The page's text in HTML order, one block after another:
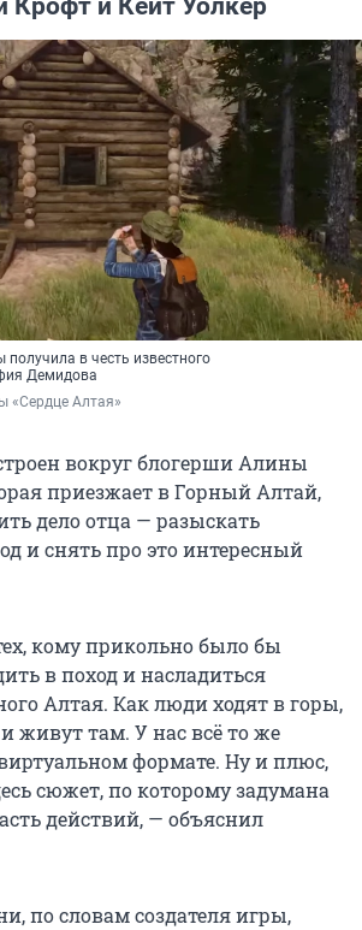
в честь известного
Демидова
«Сердце Алтая»
вокруг блогерши Алины
приезжает в Горный Алтай,
дело отца — разыскать
и снять про это интересный
кому прикольно было бы
в поход и насладиться
Алтая. Как люди ходят в горы,
живут там. У нас всё то же
формате. Ну и плюс,
сюжет, по которому задумана
действий, — объяснил
по словам создателя игры,